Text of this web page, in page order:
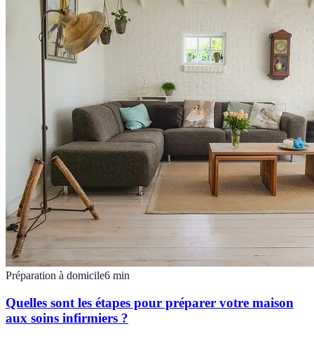
Préparation à domicile6 min
Quelles sont les étapes pour préparer votre maison
aux soins infirmiers ?